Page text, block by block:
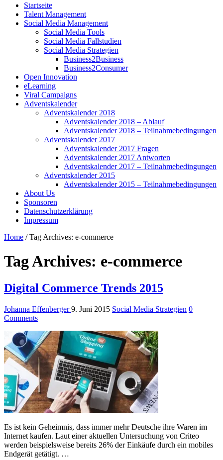
Startseite
Talent Management
Social Media Management
Social Media Tools
Social Media Fallstudien
Social Media Strategien
Business2Business
Business2Consumer
Open Innovation
eLearning
Viral Campaigns
Adventskalender
Adventskalender 2018
Adventskalender 2018 – Ablauf
Adventskalender 2018 – Teilnahmebedingungen
Adventskalender 2017
Adventskalender 2017 Fragen
Adventskalender 2017 Antworten
Adventskalender 2017 – Teilnahmebedingungen
Adventskalender 2015
Adventskalender 2015 – Teilnahmebedingungen
About Us
Sponsoren
Datenschutzerklärung
Impressum
Home / Tag Archives: e-commerce
Tag Archives: e-commerce
Digital Commerce Trends 2015
Johanna Effenberger9. Juni 2015 Social Media Strategien 0
Comments
Es ist kein Geheimnis, dass immer mehr Deutsche ihre Waren im
Internet kaufen. Laut einer aktuellen Untersuchung von Criteo
werden beispielsweise bereits 26% der Einkäufe durch ein mobiles
Endgerät getätigt. …